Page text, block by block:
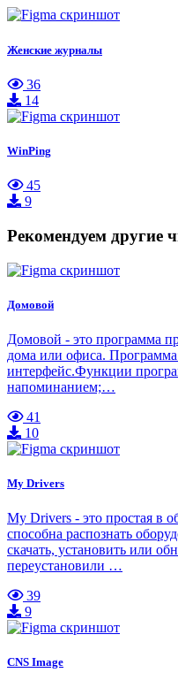
Женские журналы
36
14
WinPing
45
9
Рекомендуем другие
Домовой
Домовой - это программа
дома или офиса.
интерфейс.Функции
напоминанием;…
41
10
My Drivers
My Drivers - это простая в
способна распознать
скачать, установить или
переустановили …
39
9
CNS Image